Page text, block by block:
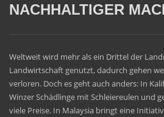
NACHHALTIGER
Weltweit wird mehr als ein Drittel der
Landwirtschaft genutzt, dadurch gehen
verloren. Doch es geht auch anders: In
Winzer Schädlinge mit Schleiereulen und
viele Preise. In Malaysia bringt eine